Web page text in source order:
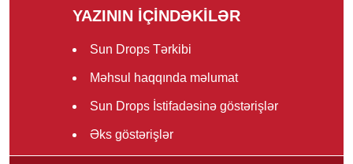
YAZININ İÇİNDƏKİLƏR
Sun Drops Tərkibi
Məhsul haqqında məlumat
Sun Drops İstifadəsinə göstərişlər
Əks göstərişlər